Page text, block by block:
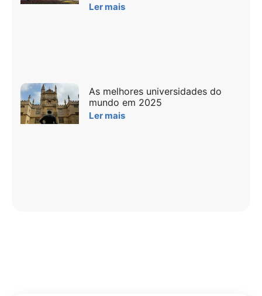
Ler mais
As melhores universidades do
mundo em 2025
Ler mais